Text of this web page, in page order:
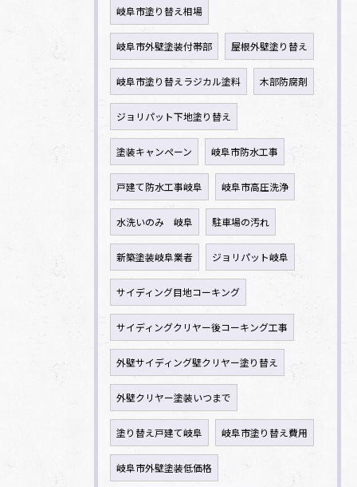
岐阜市塗り替え相場
岐阜市外壁塗装付帯部 屋根外壁塗り替え
岐阜市塗り替えラジカル塗料 木部防腐剤
ジョリパット下地塗り替え
塗装キャンペーン 岐阜市防水工事
戸建て防水工事岐阜 岐阜市高圧洗浄
水洗いのみ 岐阜 駐車場の汚れ
新築塗装岐阜業者 ジョリパット岐阜
サイディング目地コーキング
サイディングクリヤー後コーキング工事
外壁サイディング壁クリヤー塗り替え
外壁クリヤー塗装いつまで
塗り替え戸建て岐阜 岐阜市塗り替え費用
岐阜市外壁塗装低価格